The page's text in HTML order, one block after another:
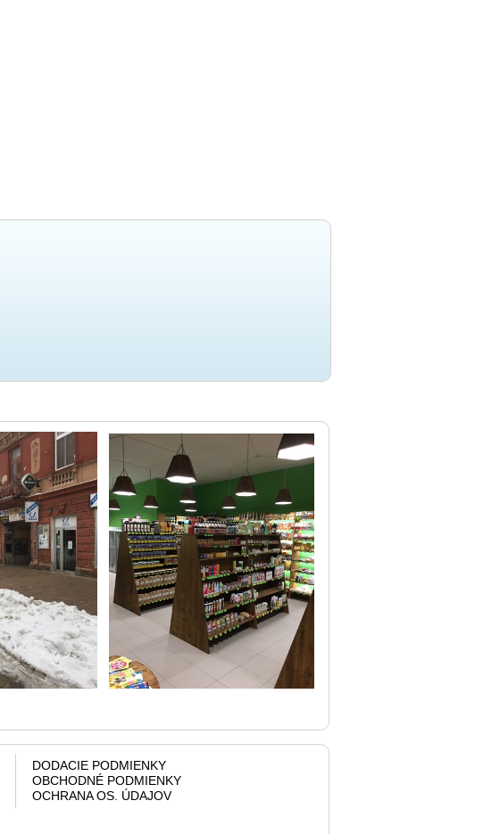
DODACIE PODMIENKY
OBCHODNÉ PODMIENKY
OCHRANA OS. ÚDAJOV